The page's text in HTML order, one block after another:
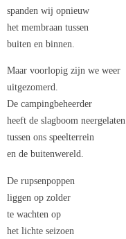
spanden wij opnieuw
het membraan tussen
buiten en binnen.
Maar voorlopig zijn we weer
uitgezomerd.
De campingbeheerder
heeft de slagboom neergelaten
tussen ons speelterrein
en de buitenwereld.
De rupsenpoppen
liggen op zolder
te wachten op
het lichte seizoen